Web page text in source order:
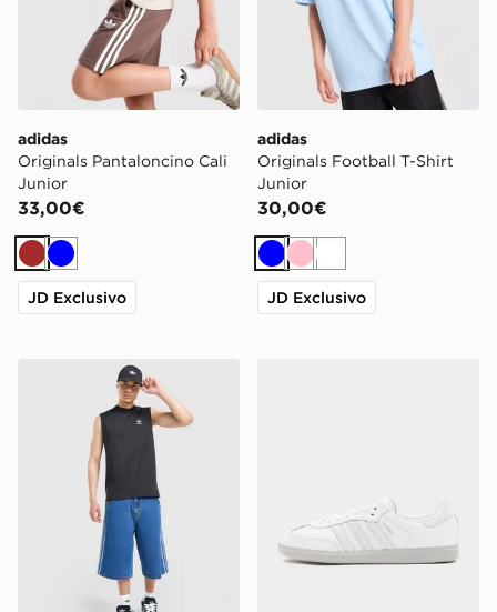
adidas
Originals Pantaloncino Cali
Junior
33,00€
Marrone
Blu
JD Exclusivo
adidas
Originals Football T-Shirt
Junior
30,00€
BluRosaBianco
JD Exclusivo
adidas Originals Trefoil Essentials Vest